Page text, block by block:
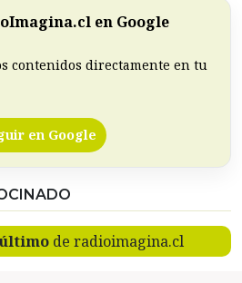
en Google
contenidos directamente en tu
en Google
de radioimagina.cl